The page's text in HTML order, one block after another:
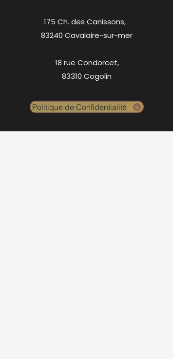
175 Ch. des Canissons,
83240 Cavalaire-sur-mer
18 rue Condorcet,
83310 Cogolin
Politique de Confidentialité